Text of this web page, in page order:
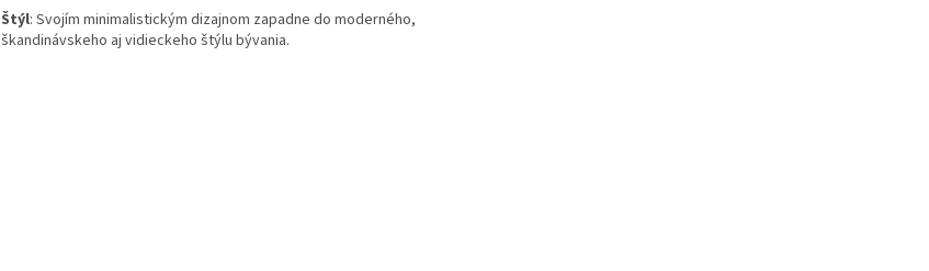
Štýl: Svojím minimalistickým dizajnom zapadne do moderného,
škandinávskeho aj vidieckeho štýlu bývania.